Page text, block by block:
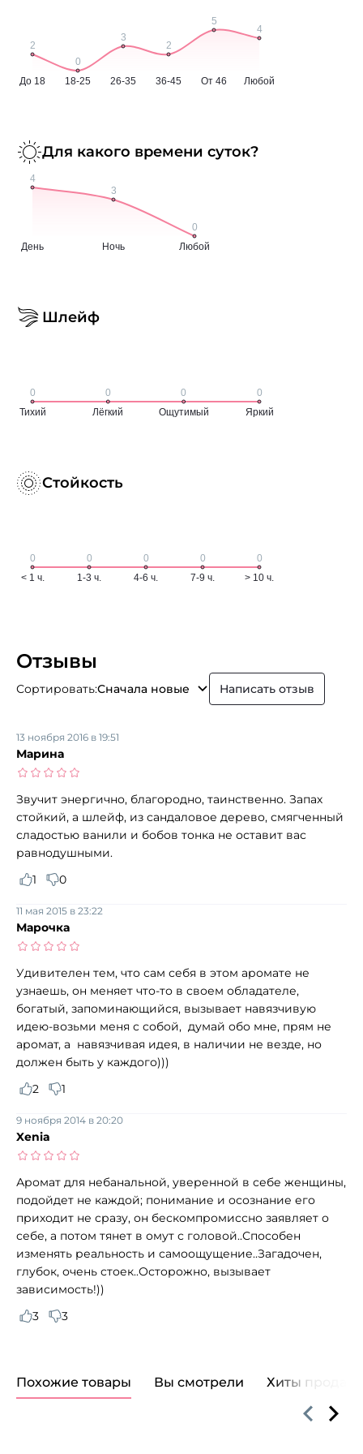
Для какого времени суток?
Шлейф
Стойкость
Отзывы
Сортировать:Сначала новые Написать отзыв
Марина
13 ноября 2016 в 19:51
Звучит энергично, благородно, таинственно. Запах
стойкий, а шлейф, из сандаловое дерево, смягченный
сладостью ванили и бобов тонка не оставит вас
равнодушными.
1
0
Марочка
11 мая 2015 в 23:22
Удивителен тем, что сам себя в этом аромате не
узнаешь, он меняет что-то в своем обладателе,
богатый, запоминающийся, вызывает навязчивую
идею-возьми меня с собой, думай обо мне, прям не
аромат, а навязчивая идея, в наличии не везде, но
должен быть у каждого)))
2
1
Xenia
9 ноября 2014 в 20:20
Аромат для небанальной, уверенной в себе женщины,
подойдет не каждой; понимание и осознание его
приходит не сразу, он бескомпромиссно заявляет о
себе, а потом тянет в омут с головой..Способен
изменять реальность и самоощущение..Загадочен,
глубок, очень стоек..Осторожно, вызывает
зависимость!))
3
3
Похожие товары Вы смотрели Хиты продаж